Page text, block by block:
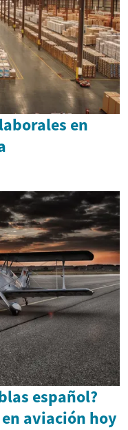
en
español?
aviación hoy